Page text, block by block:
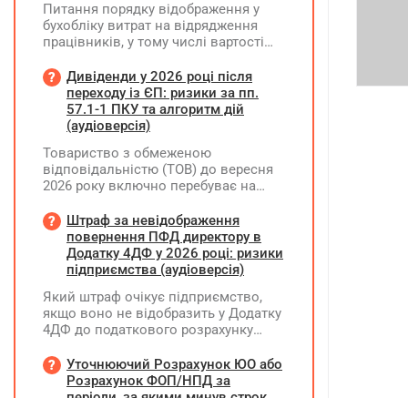
Питання порядку відображення у
бухобліку витрат на відрядження
працівників, у тому числі вартості
карткового рахунку працівника та
підтвердження таких операцій
первинними документами, належать
до компетенції Мінфіну
Дивіденди у 2026 році після
переходу із ЄП: ризики за пп.
57.1-1 ПКУ та алгоритм дій
(аудіоверсія)
Товариство з обмеженою
відповідальністю (ТОВ) до вересня
2026 року включно перебуває на
(єдиний податок, 3 група, ставка 5%,
неплатник ПДВ). З 1 жовтня 2026
року підприємство переходить на
загальну систему оподаткування
прибуток). За результатами
діяльності у періоді 2024–2025 років
(під час перебування на спрощеній
чистий прибуток, сума
нерозподіленого прибутку в балансі
Штраф за невідображення
повернення ПФД директору в
Додатку 4ДФ у 2026 році: ризики
підприємства (аудіоверсія)
Який штраф очікує підприємство,
якщо воно не відобразить у Додатку
4ДФ до податкового розрахунку
допомоги (ПФД) директору?
Уточнюючий Розрахунок ЮО або
Розрахунок ФОП/НПД за